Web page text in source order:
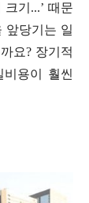
기 ...’ 때문
앞당기는 일
요? 장기적
비용이 훨씬